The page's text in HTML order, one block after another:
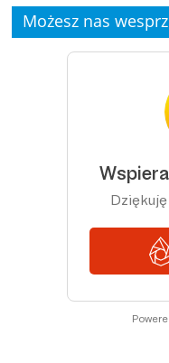
Możesz nas